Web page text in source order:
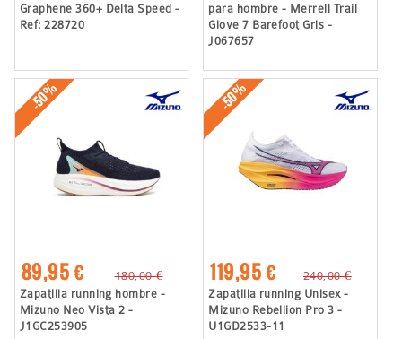
Graphene 360+ Delta Speed -
Ref: 228720
para hombre - Merrell Trail
Glove 7 Barefoot Gris -
J067657
-50%
89,95 €
180,00 €
Zapatilla running hombre -
Mizuno Neo Vista 2 -
J1GC253905
-50%
119,95 €
240,00 €
Zapatilla running Unisex -
Mizuno Rebellion Pro 3 -
U1GD2533-11